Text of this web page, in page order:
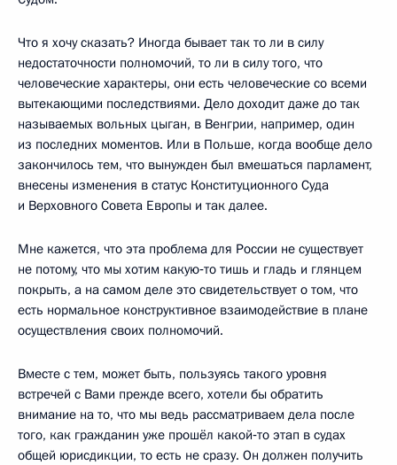
Что я хочу сказать? Иногда бывает так то ли в силу
недостаточности полномочий, то ли в силу того, что
человеческие характеры, они есть человеческие со всеми
вытекающими последствиями. Дело доходит даже до так
называемых вольных цыган, в Венгрии, например, один
из последних моментов. Или в Польше, когда вообще дело
закончилось тем, что вынужден был вмешаться парламент,
внесены изменения в статус Конституционного Суда
и Верховного Совета Европы и так далее.
Мне кажется, что эта проблема для России не существует
не потому, что мы хотим какую‑то тишь и гладь и глянцем
покрыть, а на самом деле это свидетельствует о том, что
есть нормальное конструктивное взаимодействие в плане
осуществления своих полномочий.
Вместе с тем, может быть, пользуясь такого уровня
встречей с Вами прежде всего, хотели бы обратить
внимание на то, что мы ведь рассматриваем дела после
того, как гражданин уже прошёл какой‑то этап в судах
общей юрисдикции, то есть не сразу. Он должен получить